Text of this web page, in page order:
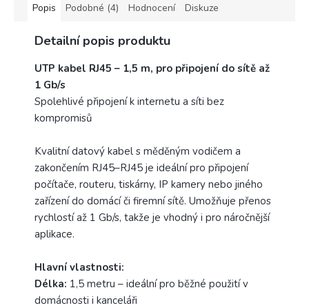
Popis Podobné (4) Hodnocení Diskuze
Detailní popis produktu
UTP kabel RJ45 – 1,5 m, pro připojení do sítě až
1 Gb/s
Spolehlivé připojení k internetu a síti bez
kompromisů
Kvalitní datový kabel s měděným vodičem a
zakončením RJ45–RJ45 je ideální pro připojení
počítače, routeru, tiskárny, IP kamery nebo jiného
zařízení do domácí či firemní sítě. Umožňuje přenos
rychlostí až 1 Gb/s, takže je vhodný i pro náročnější
aplikace.
Hlavní vlastnosti:
Délka: 1,5 metru – ideální pro běžné použití v
domácnosti i kanceláři